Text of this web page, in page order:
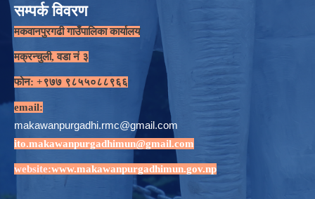
सम्पर्क विवरण
मकवानपुरगढी गाउँपालिका कार्यालय
मक्रन्चुली, वडा नं ३
फोन: +९७७ ९८५५०८८९६६
email:
makawanpurgadhi.rmc@gmail.com
ito.makawanpurgadhimun@gmail.com
website:www.makawanpurgadhimun.gov.np